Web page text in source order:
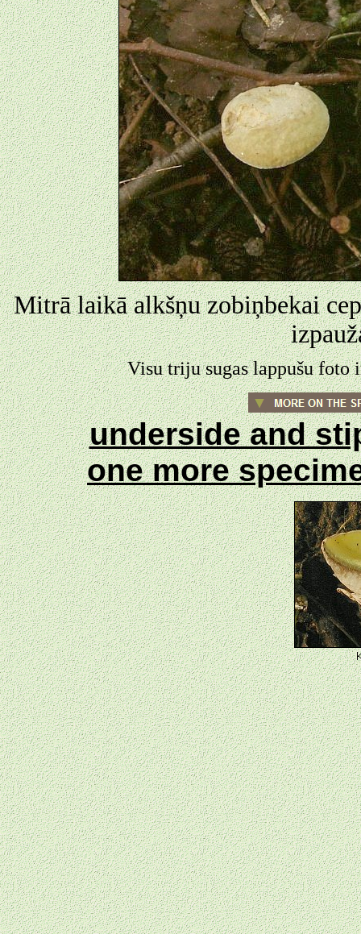
Mitrā laikā alkšņu zobiņbekai
Visu triju sugas lappušu foto
underside and
one more